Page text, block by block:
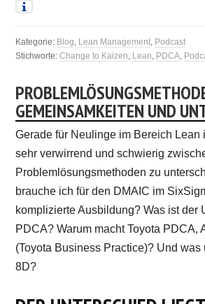
Kategorie: Blog, Lean Management, Podcast
Stichworte:Change to Kaizen, Lean, PDCA,
GEMEINSAMKEITEN UND
Gerade für Neulinge im Bereich Lean
sehr verwirrend und schwierig
Problemlösungsmethoden zu
brauche ich für den DMAIC im
komplizierte Ausbildung? Was ist der
PDCA? Warum macht Toyota PDCA,
(Toyota Business Practice)? Und was
8D?